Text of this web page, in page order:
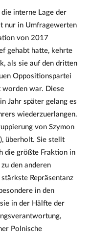
interne Lage der
nur in Umfragewerten
von 2017
gehabt hatte, kehrte
als sie auf den dritten
Oppositionspartei
worden war. Diese
Jahr später gelang es
wiederzuerlangen.
von Szymon
), überholt. Sie stellt
die größte Fraktion in
den anderen
Repräsentanz
in den
in der Hälfte der
Polnische